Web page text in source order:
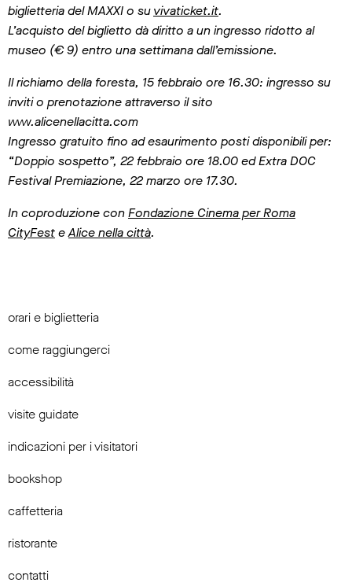
biglietteria del MAXXI o suvivaticket.it.
L’acquisto del biglietto dà diritto a un ingresso ridotto al
museo (€ 9) entro una settimana dall’emissione.
Il richiamo della foresta, 15 febbraio ore 16.30: ingresso su
inviti o prenotazione attraverso il sito
www.alicenellacitta.com
Ingresso gratuito fino ad esaurimento posti disponibili per:
“Doppio sospetto”, 22 febbraio ore 18.00 edExtra DOC
Festival Premiazione, 22 marzo ore 17.30.
In coproduzione conFondazione Cinema per Roma
CityFesteAlice nella città.
orari e biglietteria
come raggiungerci
accessibilità
visite guidate
indicazioni per i visitatori
bookshop
caffetteria
ristorante
contatti